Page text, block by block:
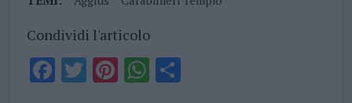
Condividi l'articolo
F T PiWS